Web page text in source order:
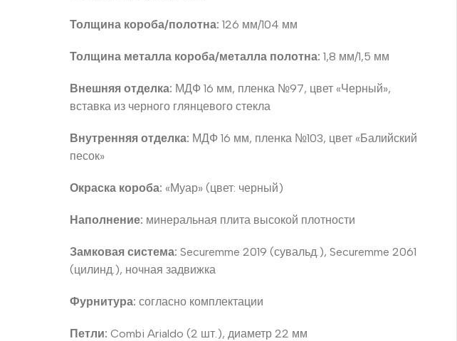
Толщина короба/полотна:126 мм/104 мм
Толщина металла короба/металла полотна: 1,8 мм/1,5 мм
Внешняя отделка: МДФ 16 мм, пленка №97, цвет «Черный»,
вставка из черного глянцевого стекла
Внутренняя отделка: МДФ 16 мм, пленка №103, цвет «Балийский
песок»
Окраска короба: «Муар» (цвет: черный)
Наполнение: минеральная плита высокой плотности
Замковая система: Securemme 2019 (сувальд.), Securemme 2061
(цилинд.), ночная задвижка
Фурнитура: согласно комплектации
Петли: Combi Arialdo (2 шт.), диаметр 22 мм